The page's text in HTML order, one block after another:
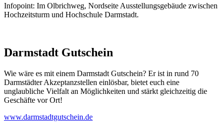
Infopoint: Im Olbrichweg, Nordseite Ausstellungsgebäude zwischen
Hochzeitsturm und Hochschule Darmstadt.
Darmstadt Gutschein
Wie wäre es mit einem Darmstadt Gutschein? Er ist in rund 70
Darmstädter Akzeptanzstellen einlösbar, bietet euch eine
unglaubliche Vielfalt an Möglichkeiten und stärkt gleichzeitig die
Geschäfte vor Ort!
www.darmstadtgutschein.de